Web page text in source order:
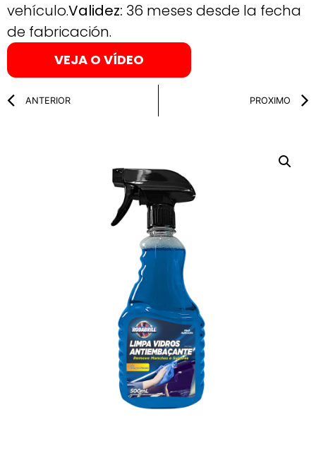
vehículo.Validez: 36 meses desde la fecha
de fabricación.
VEJA O VÍDEO
ANTERIOR PROXIMO